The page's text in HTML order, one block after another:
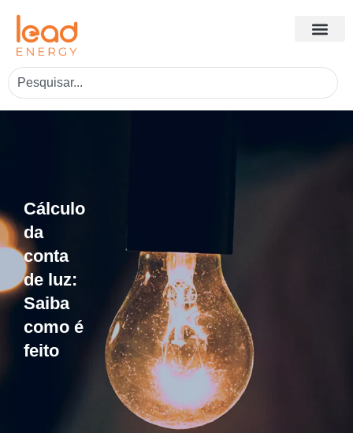
Cálculo
da
conta
de luz:
Saiba
como é
feito